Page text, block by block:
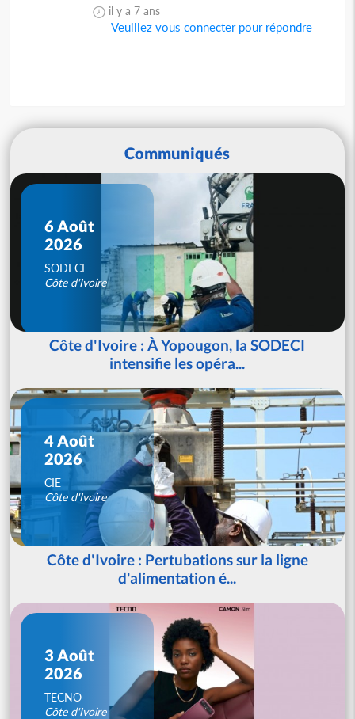
il y a 7 ans
Veuillez vous connecter pour répondre
Communiqués
6 Août
2026
SODECI
Côte d'Ivoire
Côte d'Ivoire : À Yopougon, la SODECI
intensifie les opéra...
4 Août
2026
CIE
Côte d'Ivoire
Côte d'Ivoire : Pertubations sur la ligne
d'alimentation é...
3 Août
2026
TECNO
Côte d'Ivoire